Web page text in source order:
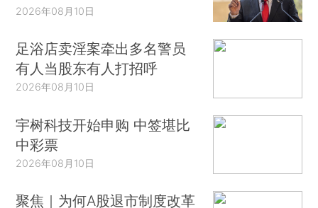
2026年08月10日
足浴店卖淫案牵出多名警员
有人当股东有人打招呼
2026年08月10日
宇树科技开始申购 中签堪比
中彩票
2026年08月10日
聚焦｜为何A股退市制度改革